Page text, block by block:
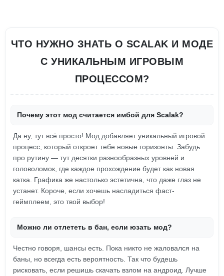
ЧТО НУЖНО ЗНАТЬ О SCALAK И МОДЕ
С УНИКАЛЬНЫМ ИГРОВЫМ
ПРОЦЕССОМ?
Почему этот мод считается имбой для Scalak?
Да ну, тут всё просто! Мод добавляет уникальный игровой
процесс, который откроет тебе новые горизонты. Забудь
про рутину — тут десятки разнообразных уровней и
головоломок, где каждое прохождение будет как новая
катка. Графика же настолько эстетична, что даже глаз не
устанет. Короче, если хочешь насладиться фаст-
геймплеем, это твой выбор!
Можно ли отлететь в бан, если юзать мод?
Честно говоря, шансы есть. Пока никто не жаловался на
баны, но всегда есть вероятность. Так что будешь
рисковать, если решишь скачать взлом на андроид. Лучше